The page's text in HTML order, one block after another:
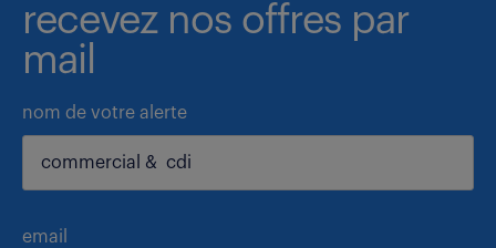
recevez nos offres par
mail
nom de votre alerte
email